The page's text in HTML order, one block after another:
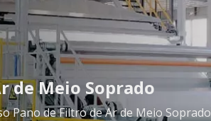
de Meio Soprado
Pano de Filtro de Ar de Meio Soprado